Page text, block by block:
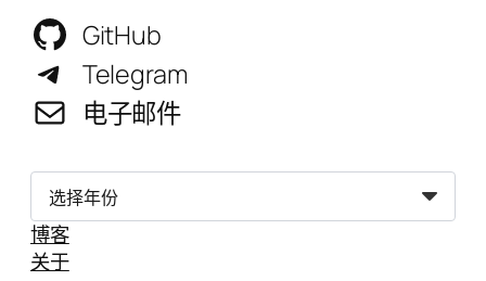
GitHub
Telegram
电子邮件
归
博客
关于